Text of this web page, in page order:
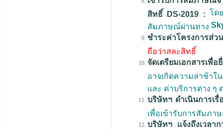
สิทธิ์ DS-2019 : โด
สัมภาษณ์ผ่านทาง
ชำระค่าโครงการส่ว
ถือว่าสละสิทธิ์
จัดเตรียมเอกสารเพื่
อาจเกิดความล่าช้าใ
และ ค่าบริการต่าง ๆ
บริษัทฯ ดำเนินการเรื่
เพื่อเข้ารับการสัมภา
บริษัทฯ แจ้งถึงเวลา